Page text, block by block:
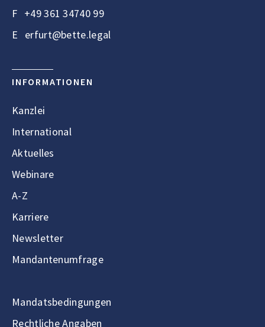
F +49 361 34740 99
E erfurt@bette.legal
INFORMATIONEN
Kanzlei
International
Aktuelles
Webinare
A-Z
Karriere
Newsletter
Mandantenumfrage
Mandatsbedingungen
Rechtliche Angaben